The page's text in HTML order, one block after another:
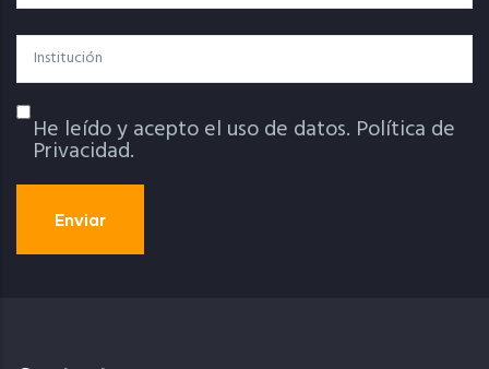
Institución
Política De Privacidad
He leído y acepto el uso de datos. Política de
Privacidad.